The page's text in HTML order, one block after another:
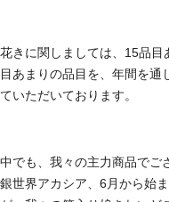
花きに関しましては、15品
目あまりの品目を、年間を
ていただいております。
中でも、我々の主力商品でご
銀世界アカシア、6月から始